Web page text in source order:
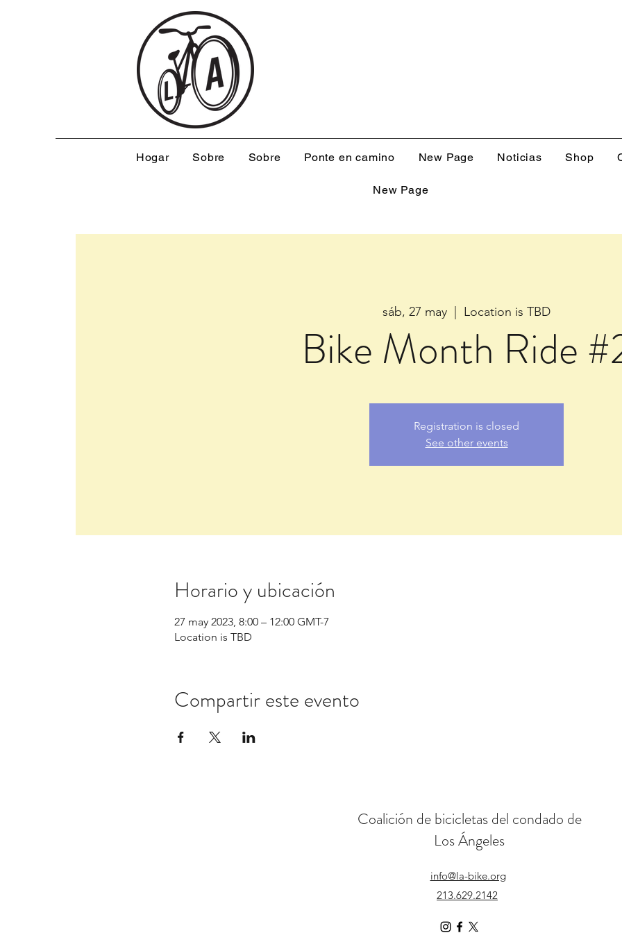
Hogar Sobre Sobre Ponte en camino New Page Noticias Shop
New Page
sáb, 27 may Location is TBD
Bike Month Ride
Registration is closed
See other events
Horario y ubicación
27 may 2023, 8:00 – 12:00 GMT-7
Location is TBD
Compartir este evento
Coalición de bicicletas del condado de
Los Ángeles
info@la-bike.org
213.629.2142